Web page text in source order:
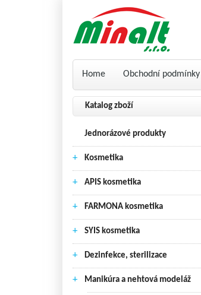
Home Obchodní podmínky
Katalog zboží
Jednorázové produkty
+ Kosmetika
+ APIS kosmetika
+ FARMONA kosmetika
+ SYIS kosmetika
+ Dezinfekce, sterilizace
+ Manikúra a nehtová modeláž